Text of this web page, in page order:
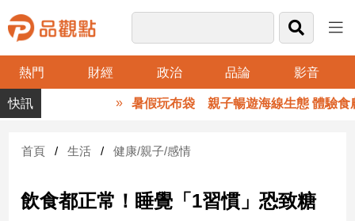
熱門 財經 政治 品論 影音
品
觀
財
台
暑假玩布袋 親子暢遊海線生態 體驗食農
首頁 生活 健康/親子/感情
飲食都正常！睡覺「1習慣」恐致糖